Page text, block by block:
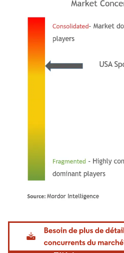
Image © Mordor Intelligence. La